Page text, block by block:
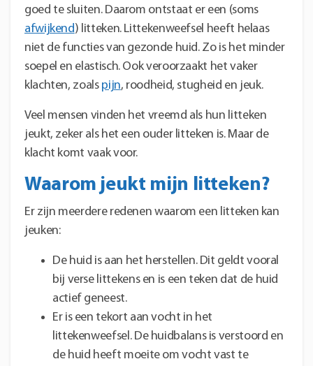
goed te sluiten. Daarom ontstaat er een (soms
afwijkend) litteken. Littekenweefsel heeft helaas
niet de functies van gezonde huid. Zo is het minder
soepel en elastisch. Ook veroorzaakt het vaker
klachten, zoals pijn, roodheid, stugheid en jeuk.
Veel mensen vinden het vreemd als hun litteken
jeukt, zeker als het een ouder litteken is. Maar de
klacht komt vaak voor.
Waarom jeukt mijn litteken?
Er zijn meerdere redenen waarom een litteken kan
jeuken:
De huid is aan het herstellen. Dit geldt vooral
bij verse littekens en is een teken dat de huid
actief geneest.
Er is een tekort aan vocht in het
littekenweefsel. De huidbalans is verstoord en
de huid heeft moeite om vocht vast te